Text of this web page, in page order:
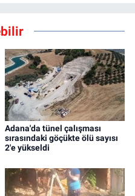
Adana'da tünel çalışması
sırasındaki göçükte ölü sayısı
2'e yükseldi